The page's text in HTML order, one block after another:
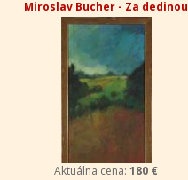
Miroslav Bucher - Za dedinou
Aktuálna cena: 180 €